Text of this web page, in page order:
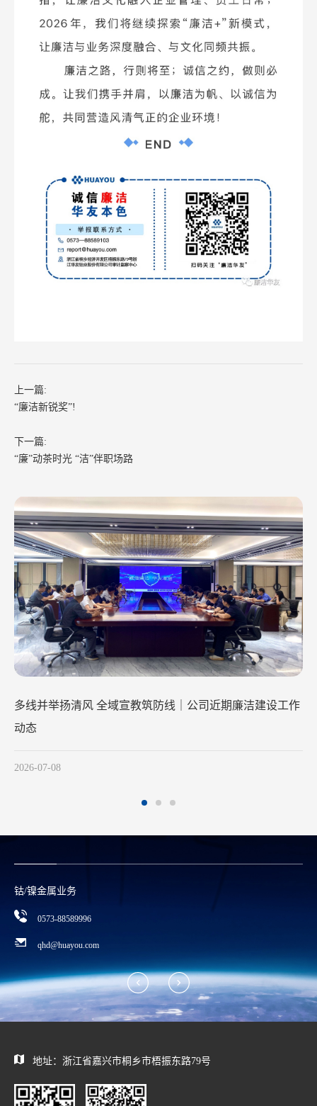
清风润初心 廉洁践使命
上一篇:
“廉洁新锐奖”!
下一篇:
“廉”动茶时光 “洁”伴职场路
合规举报方式
0573—88589103
report@huayou.com
地址：浙江省嘉兴市桐乡市梧振东路79号